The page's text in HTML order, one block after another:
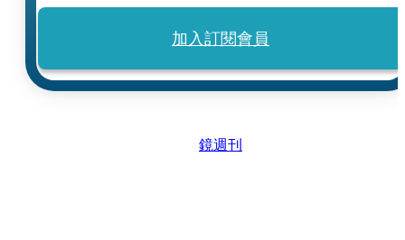
加入訂閱會員
鏡週刊